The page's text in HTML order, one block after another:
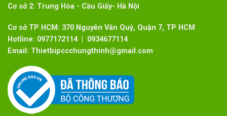
Cơ sở 2: Trung Hòa - Cầu Giấy- Hà Nội
Cơ sở TP HCM: 370 Nguyễn Văn Quỳ, Quận 7, TP HCM
Hotline: 0977172114 | 0934677114
Email: Thietbipccchungthinh@gmail.com